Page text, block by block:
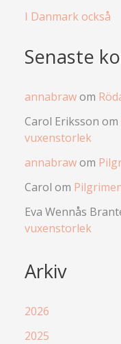
I Danmark också
Senaste
annabrawom
Carol Eriksson om
vuxenstorlek
annabrawom
Carol om
Eva Wennås
vuxenstorlek
Arkiv
2026
2025